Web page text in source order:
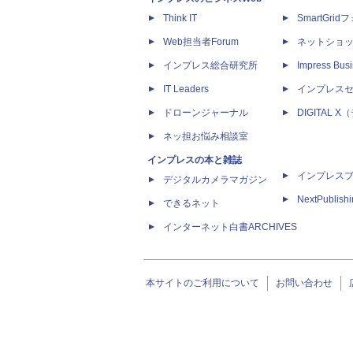
Think IT
Web担当者Forum
インプレス総合研究所
IT Leaders
ドローンジャーナル
ネッ担お悩み相談室
インプレスの本と雑誌
デジタルカメラマガジン
できるネット
インターネット白書ARCHIVES
SmartGridフ
ネットショ
Impress
インプレス
DIGITAL X（
インプレス
本サイトのご利用について お問い合わせ